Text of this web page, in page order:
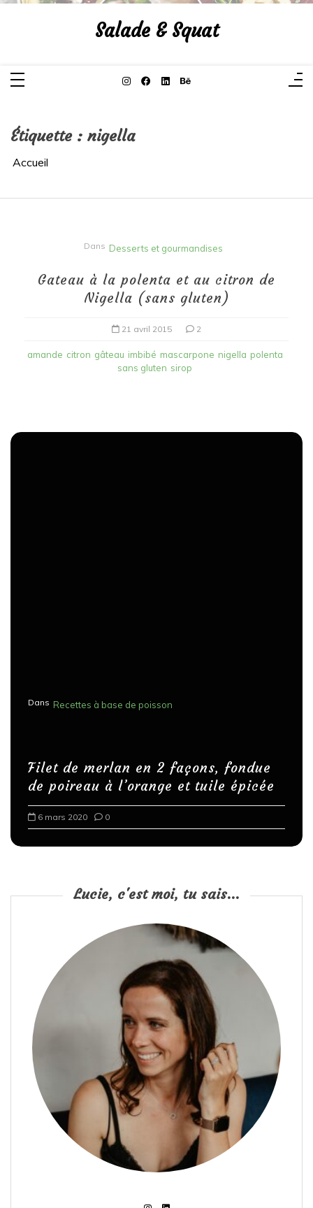
Aller
Salade & Squat
Étiquette : nigella
Accueil
Dans Desserts et gourmandises
Gateau à la polenta et au citron de
Nigella (sans gluten)
21 avril 2015 2
amande citron gâteau imbibé mascarpone nigella polenta
sans gluten sirop
Dans Recettes à base de poisson
Filet de merlan en 2 façons, fondue
de poireau à l’orange et tuile épicée
6 mars 2020 0
Lucie, c'est moi, tu sais...